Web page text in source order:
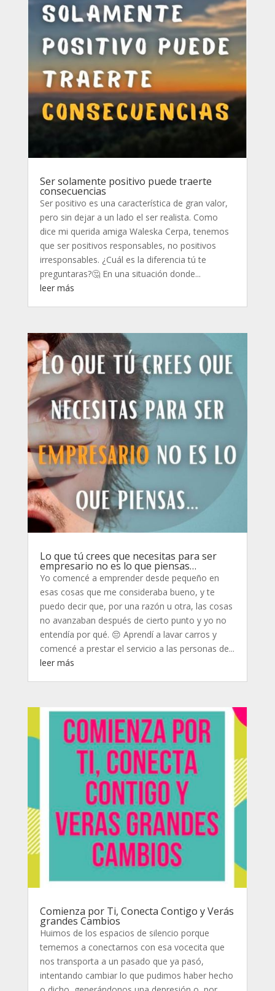
Ser solamente positivo puede traerte
consecuencias
Ser positivo es una característica de gran valor,
pero sin dejar a un lado el ser realista. Como
dice mi querida amiga Waleska Cerpa, tenemos
que ser positivos responsables, no positivos
irresponsables. ¿Cuál es la diferencia tú te
preguntaras?🤔 En una situación donde...
leer más
Lo que tú crees que necesitas para ser
empresario no es lo que piensas…
Yo comencé a emprender desde pequeño en
esas cosas que me consideraba bueno, y te
puedo decir que, por una razón u otra, las cosas
no avanzaban después de cierto punto y yo no
entendía por qué. 😔 Aprendí a lavar carros y
comencé a prestar el servicio a las personas de...
leer más
Comienza por Ti, Conecta Contigo y Verás
grandes Cambios
Huimos de los espacios de silencio porque
tememos a conectarnos con esa vocecita que
nos transporta a un pasado que ya pasó,
intentando cambiar lo que pudimos haber hecho